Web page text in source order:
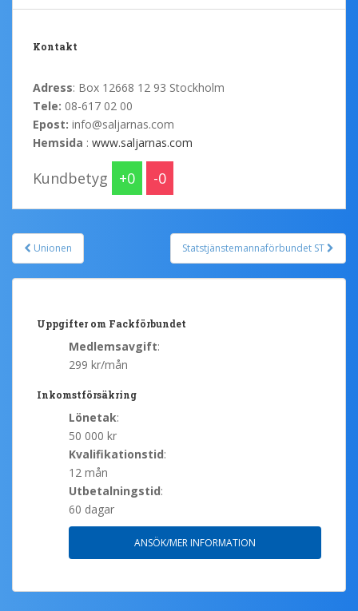
Kontakt
Adress: Box 12668 12 93 Stockholm
Tele: 08-617 02 00
Epost: info@saljarnas.com
Hemsida : www.saljarnas.com
Kundbetyg 0 0
Post navigation
Unionen Statstjänstemannaförbundet ST
Uppgifter om Fackförbundet
Medlemsavgift:
299 kr/mån
Inkomstförsäkring
Lönetak:
50 000 kr
Kvalifikationstid:
12 mån
Utbetalningstid:
60 dagar
ANSÖK/MER INFORMATION